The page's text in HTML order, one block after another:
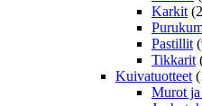
Karkit
Pastillit
Tikkarit
Kuivatuotteet
Murot